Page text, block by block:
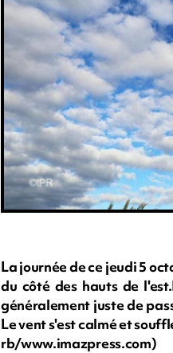
La journée de ce jeudi 5
du côté des hauts de
généralement juste de
Le vent s'est calmé et
rb/www.imazpress.com)